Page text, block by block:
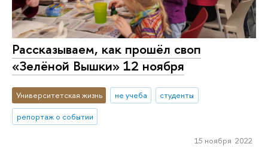
Рассказываем, как прошёл своп
«Зелёной Вышки» 12 ноября
Университетская жизнь не учеба
студенты
репортаж о событии
15 ноября 2022